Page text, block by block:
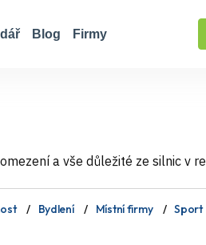
Blog Firmy
a vše důležité ze silnic v
Bydlení Místní firmy Sport